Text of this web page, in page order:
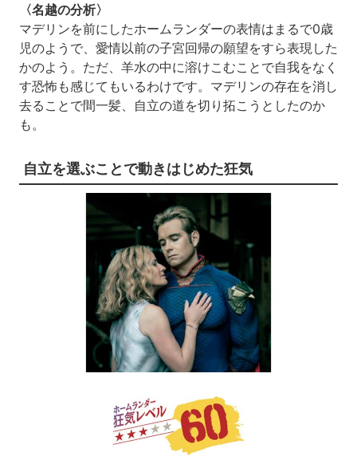
〈名越の分析〉
マデリンを前にしたホームランダーの表情はまるで0歳
児のようで、愛情以前の子宮回帰の願望をすら表現した
かのよう。ただ、羊水の中に溶けこむことで自我をなく
す恐怖も感じてもいるわけです。マデリンの存在を消し
去ることで間一髪、自立の道を切り拓こうとしたのか
も。
自立を選ぶことで動きはじめた狂気